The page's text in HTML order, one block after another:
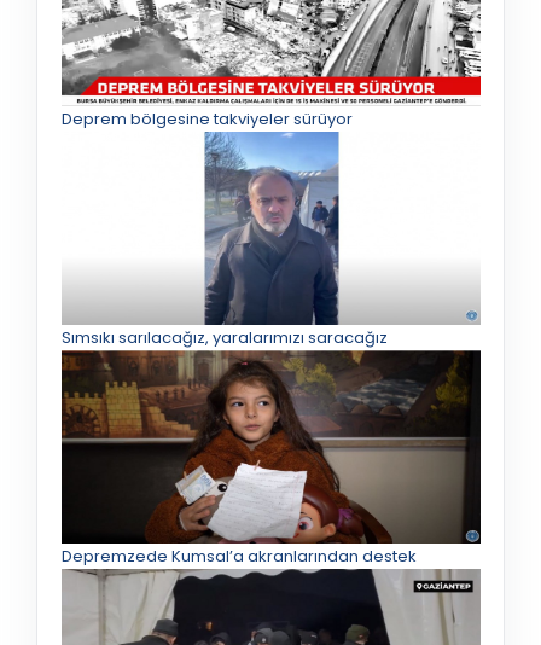
Deprem bölgesine takviyeler sürüyor
Sımsıkı sarılacağız, yaralarımızı saracağız
Depremzede Kumsal’a akranlarından destek